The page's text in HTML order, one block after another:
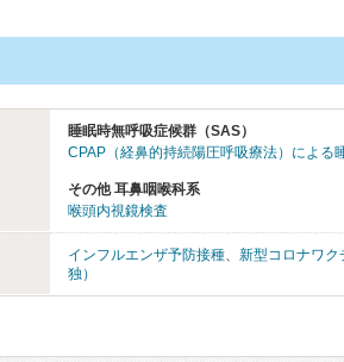
睡眠時無呼吸症候群（SAS）
CPAP（経鼻的持続陽圧呼吸療法）による
その他 耳鼻咽喉科系
喉頭内視鏡検査
インフルエンザ予防接種、 新型コロナワク
独）